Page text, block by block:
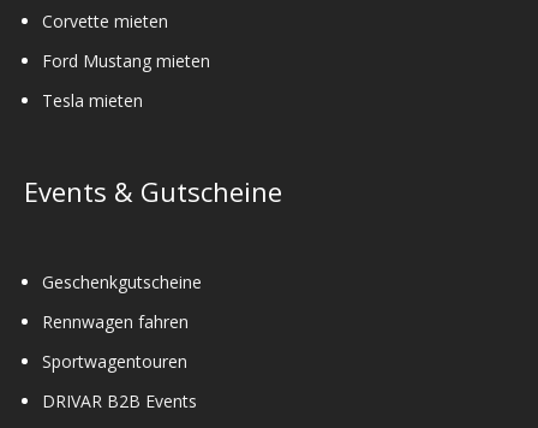
Corvette mieten
Ford Mustang mieten
Tesla mieten
Events & Gutscheine
Geschenkgutscheine
Rennwagen fahren
Sportwagentouren
DRIVAR B2B Events